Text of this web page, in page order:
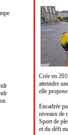
Crée en
atteindre
elle
Encadrée
niveaux de
Sport de
et du défi